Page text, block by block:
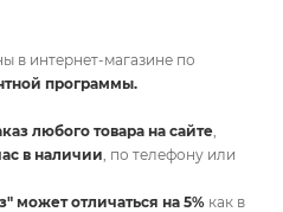
в интернет-магазине по
программы.
любого товара на сайте,
в наличии, по телефону или
может отличаться на 5% как в